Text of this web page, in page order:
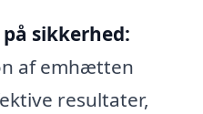
sikkerhed:
af emhætten
resultater,